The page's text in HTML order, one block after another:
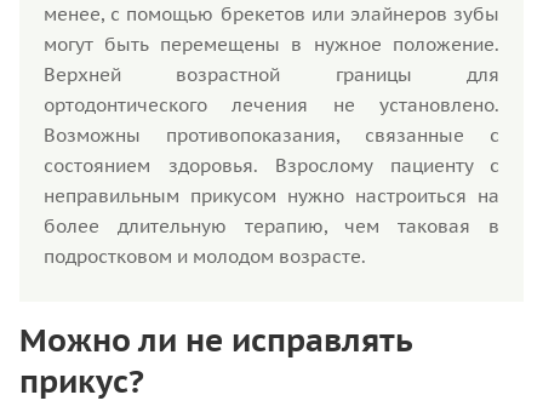
менее, с помощью брекетов или элайнеров зубы
могут быть перемещены в нужное положение.
Верхней возрастной границы для
ортодонтического лечения не установлено.
Возможны противопоказания, связанные с
состоянием здоровья. Взрослому пациенту с
неправильным прикусом нужно настроиться на
более длительную терапию, чем таковая в
подростковом и молодом возрасте.
Можно ли не исправлять
прикус?